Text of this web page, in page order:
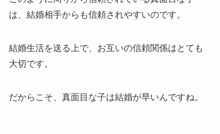
は、結婚相手からも信頼されやすいのです。
結婚生活を送る上で、お互いの信頼関係はとても
大切です。
だからこそ、真面目な子は結婚が早いんですね。